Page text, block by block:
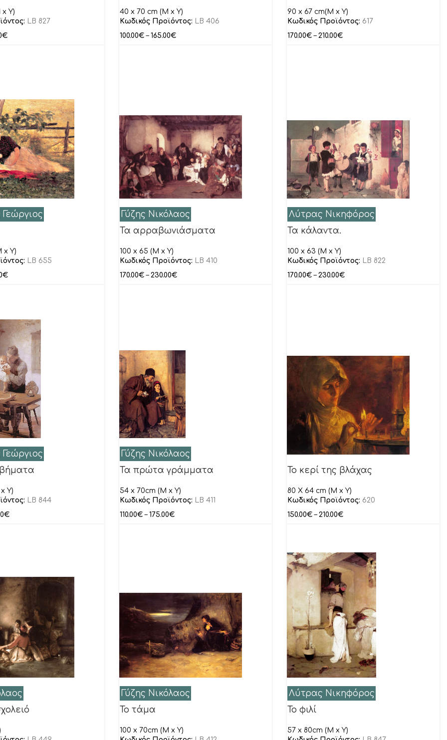
x Y)
LB 827
€
40 x 70 cm (M x Y)
Κωδικός Προϊόντος: LB 406
100.00€ – 165.00€
90 x 67 cm(M x Y)
Κωδικός Προϊόντος: 617
170.00€ – 210.00€
Γεώργιος
x Y)
LB 655
€
Γύζης Νικόλαος
Τα αρραβωνιάσματα
100 x 65 (M x Y)
Κωδικός Προϊόντος: LB 410
170.00€ – 230.00€
Λύτρας Νικηφόρος
Τα κάλαντα.
100 x 63 (M x Y)
Κωδικός Προϊόντος: LB 822
170.00€ – 230.00€
Γεώργιος
Y)
LB 844
€
Γύζης Νικόλαος
Τα πρώτα γράμματα
54 x 70cm (M x Y)
Κωδικός Προϊόντος: LB 411
110.00€ – 175.00€
Το κερί της βλάχας
80 X 64 cm (M x Y)
Κωδικός Προϊόντος: 620
150.00€ – 210.00€
Γύζης Νικόλαος
Το τάμα
100 x 70cm (M x Y)
Λύτρας Νικηφόρος
Το φιλί
57 x 80cm (M x Y)